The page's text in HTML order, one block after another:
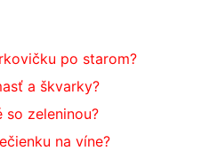
po starom?
a škvarky?
zeleninou?
na víne?